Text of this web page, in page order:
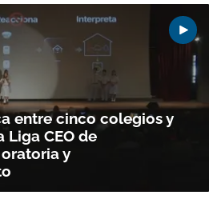
entre cinco colegios y
Liga CEO de
y